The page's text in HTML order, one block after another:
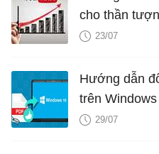
cho thần
23/07
Hướng dẫn
trên
29/07